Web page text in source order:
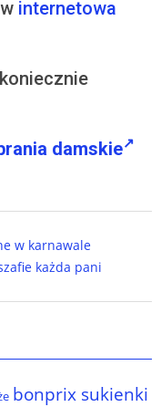
internetowa
damskie
w karnawale
każda pani
bonprix sukienki